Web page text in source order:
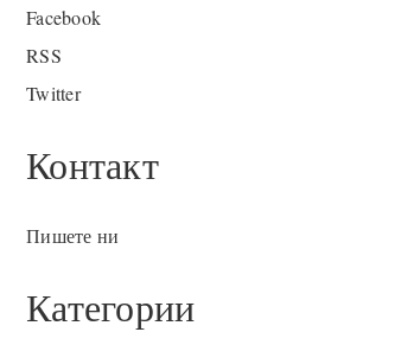
Facebook
RSS
Twitter
Контакт
Пишете ни
Категории